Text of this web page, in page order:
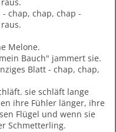
chap, chap, chap -
Melone.
Bauch" jammert sie.
Blatt - chap, chap,
sie schläft lange
ihre Fühler länger, ihre
Flügel und wenn sie
Schmetterling.